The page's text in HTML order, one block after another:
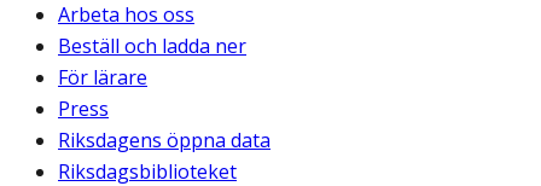
Arbeta hos oss
Beställ och ladda ner
För lärare
Press
Riksdagens öppna data
Riksdagsbiblioteket